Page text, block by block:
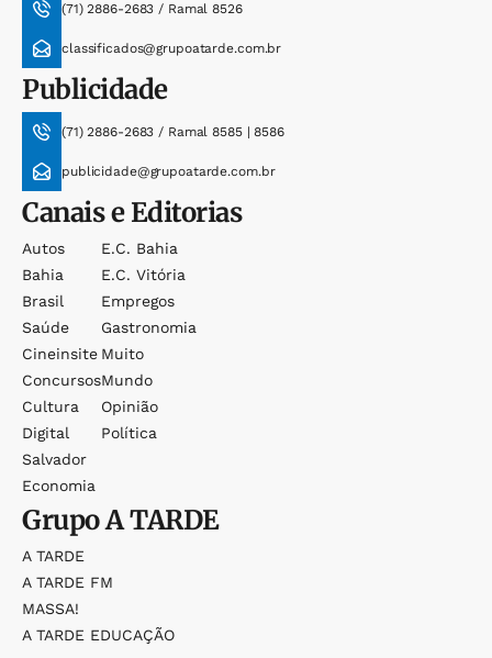
(71) 2886-2683 / Ramal 8526
classificados@grupoatarde.com.br
Publicidade
(71) 2886-2683 / Ramal 8585 | 8586
publicidade@grupoatarde.com.br
Canais e Editorias
Autos
Bahia
Brasil
Saúde
Cineinsite
Concursos
Cultura
Digital
Salvador
Economia
E.c. Bahia
E.c. Vitória
Empregos
Gastronomia
Muito
Mundo
Opinião
Política
GrupoA TARDE
A TARDE
A TARDE FM
MASSA!
A TARDE EDUCAÇÃO